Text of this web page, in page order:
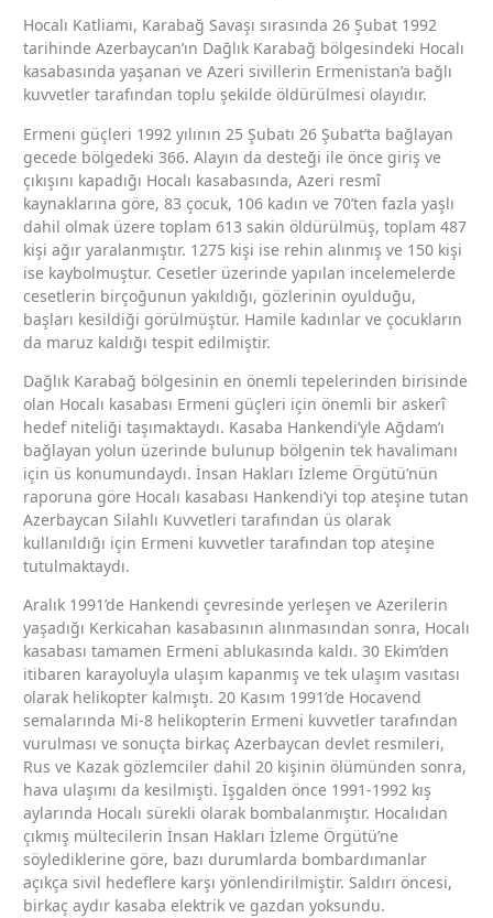
Hocalı Katliamı, Karabağ Savaşı sırasında 26 Şubat 1992
tarihinde Azerbaycan’ın Dağlık Karabağ bölgesindeki Hocalı
kasabasında yaşanan ve Azeri sivillerin Ermenistan’a bağlı
kuvvetler tarafından toplu şekilde öldürülmesi olayıdır.
Ermeni güçleri 1992 yılının 25 Şubatı 26 Şubat’ta bağlayan
gecede bölgedeki 366. Alayın da desteği ile önce giriş ve
çıkışını kapadığı Hocalı kasabasında, Azeri resmî
kaynaklarına göre, 83 çocuk, 106 kadın ve 70’ten fazla yaşlı
dahil olmak üzere toplam 613 sakin öldürülmüş, toplam 487
kişi ağır yaralanmıştır. 1275 kişi ise rehin alınmış ve 150 kişi
ise kaybolmuştur. Cesetler üzerinde yapılan incelemelerde
cesetlerin birçoğunun yakıldığı, gözlerinin oyulduğu,
başları kesildiği görülmüştür. Hamile kadınlar ve çocukların
da maruz kaldığı tespit edilmiştir.
Dağlık Karabağ bölgesinin en önemli tepelerinden birisinde
olan Hocalı kasabası Ermeni güçleri için önemli bir askerî
hedef niteliği taşımaktaydı. Kasaba Hankendi’yle Ağdam’ı
bağlayan yolun üzerinde bulunup bölgenin tek havalimanı
için üs konumundaydı. İnsan Hakları İzleme Örgütü’nün
raporuna göre Hocalı kasabası Hankendi’yi top ateşine tutan
Azerbaycan Silahlı Kuvvetleri tarafından üs olarak
kullanıldığı için Ermeni kuvvetler tarafından top ateşine
tutulmaktaydı.
Aralık 1991’de Hankendi çevresinde yerleşen ve Azerilerin
yaşadığı Kerkicahan kasabasının alınmasından sonra, Hocalı
kasabası tamamen Ermeni ablukasında kaldı. 30 Ekim’den
itibaren karayoluyla ulaşım kapanmış ve tek ulaşım vasıtası
olarak helikopter kalmıştı. 20 Kasım 1991’de Hocavend
semalarında Mi-8 helikopterin Ermeni kuvvetler tarafından
vurulması ve sonuçta birkaç Azerbaycan devlet resmileri,
Rus ve Kazak gözlemciler dahil 20 kişinin ölümünden sonra,
hava ulaşımı da kesilmişti. İşgalden önce 1991-1992 kış
aylarında Hocalı sürekli olarak bombalanmıştır. Hocalıdan
çıkmış mültecilerin İnsan Hakları İzleme Örgütü’ne
söylediklerine göre, bazı durumlarda bombardımanlar
açıkça sivil hedeflere karşı yönlendirilmiştir. Saldırı öncesi,
birkaç aydır kasaba elektrik ve gazdan yoksundu.